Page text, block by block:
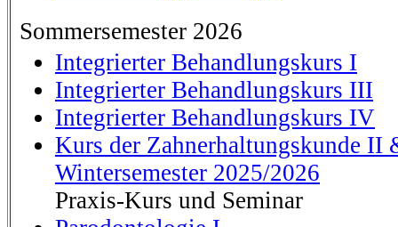
Sommersemester 2026
Integrierter Behandlungskurs I
Integrierter Behandlungskurs III
Integrierter Behandlungskurs IV
Kurs der Zahnerhaltungskunde II
Wintersemester 2025/2026
Praxis-Kurs und Seminar